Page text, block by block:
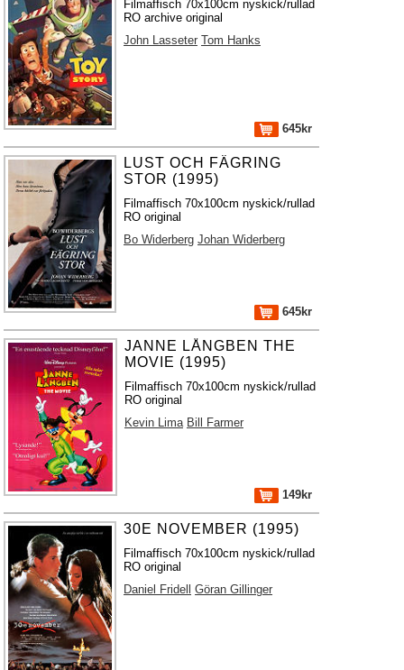
Filmaffisch 70x100cm nyskick/rullad
RO archive original
John Lasseter Tom Hanks
645kr
LUST OCH FÄGRING
STOR (1995)
Filmaffisch 70x100cm nyskick/rullad
RO original
Bo Widerberg Johan Widerberg
645kr
JANNE LÅNGBEN THE
MOVIE (1995)
Filmaffisch 70x100cm nyskick/rullad
RO original
Kevin Lima Bill Farmer
149kr
30E NOVEMBER (1995)
Filmaffisch 70x100cm nyskick/rullad
RO original
Daniel Fridell
Göran Gillinger